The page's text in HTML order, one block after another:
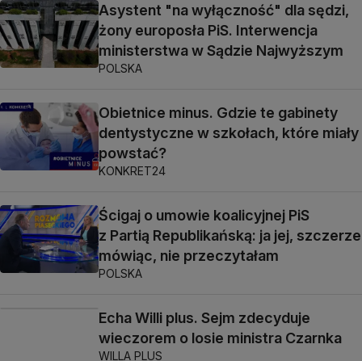
Asystent "na wyłączność" dla sędzi,
żony europosła PiS. Interwencja
ministerstwa w Sądzie Najwyższym
POLSKA
Obietnice minus. Gdzie te gabinety
dentystyczne w szkołach, które miały
powstać?
KONKRET24
Ścigaj o umowie koalicyjnej PiS
z Partią Republikańską: ja jej, szczerze
mówiąc, nie przeczytałam
POLSKA
Echa Willi plus. Sejm zdecyduje
wieczorem o losie ministra Czarnka
WILLA PLUS